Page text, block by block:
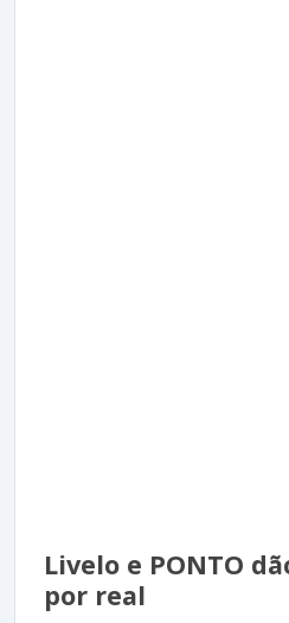
Livelo e PONTO
por real